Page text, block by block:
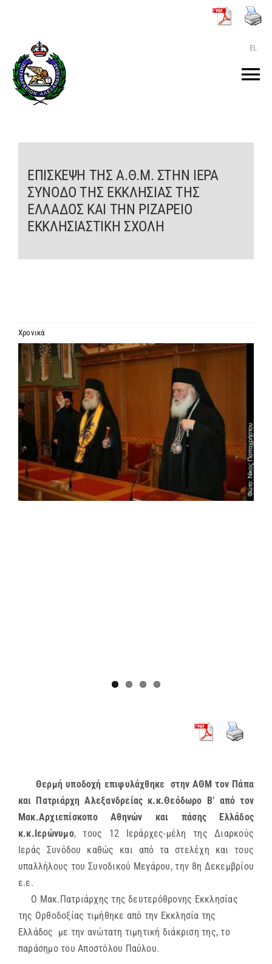
περιεχόμενο
EL
ΤΟ ΠΑΤΡΙΑΡΧΕΙΟ
MEDIA
ΕΝΗΜΕΡΩΣΗ
ΣΥΝΔΕΣΕΙΣ
ΕΠΙΣΚΕΨΗ ΤΗΣ Α.Θ.Μ. ΣΤΗΝ ΙΕΡΑ
ΣΥΝΟΔΟ ΤΗΣ ΕΚΚΛΗΣΙΑΣ ΤΗΣ
ΕΛΛΑΔΟΣ ΚΑΙ ΤΗΝ ΡΙΖΑΡΕΙΟ
ΕΚΚΛΗΣΙΑΣΤΙΚΗ ΣΧΟΛΗ
Χρονικά
Προβολή
μεγαλύτερης
εικόνας
Θερμή υποδοχή επιφυλάχθηκε στην ΑΘΜ τον Πάπα
και Πατριάρχη Αλεξανδρείας κ.κ.Θεόδωρο Β’ από τον
Μακ.Αρχιεπίσκοπο Αθηνών και πάσης Ελλάδος
κ.κ.Ιερώνυμο, τους 12 Ιεράρχες-μέλη της Διαρκούς
Ιεράς Συνόδου καθώς και από τα στελέχη και τους
υπαλλήλους του Συνοδικού Μεγάρου, την 8η Δεκεμβρίου
ε.ε.
Ο Μακ.Πατριάρχης της δευτερόθρονης Εκκλησίας
της Ορθοδοξίας τιμήθηκε από την Εκκλησία της
Ελλάδος με την ανώτατη τιμητική διάκριση της, το
παράσημο του Αποστόλου Παύλου.